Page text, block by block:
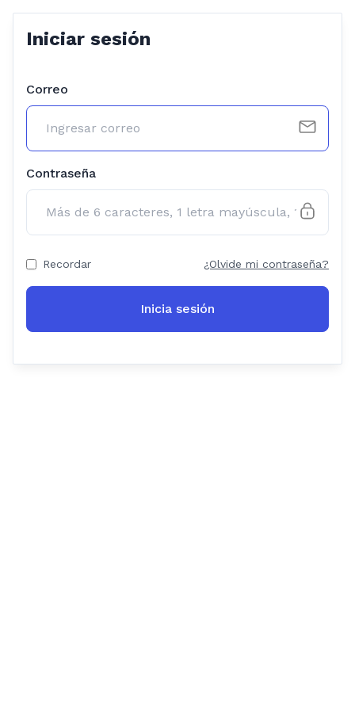
Iniciar sesión
Correo
Contraseña
Recordar ¿Olvide mi contraseña?